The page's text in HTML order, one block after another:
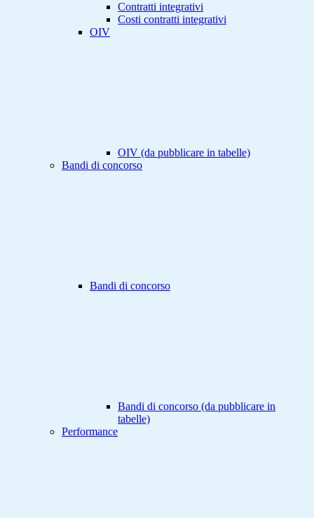
Contratti integrativi
Costi contratti integrativi
OIV
OIV (da pubblicare in tabelle)
Bandi di concorso
Bandi di concorso
Bandi di concorso (da pubblicare in
tabelle)
Performance